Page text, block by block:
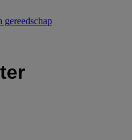
gereedschap